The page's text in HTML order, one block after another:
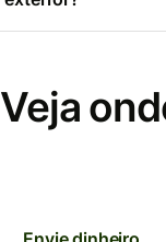
Veja